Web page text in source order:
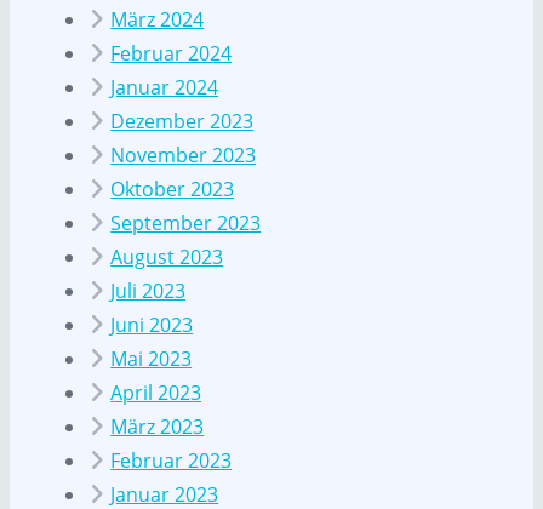
März 2024
Februar 2024
Januar 2024
Dezember 2023
November 2023
Oktober 2023
September 2023
August 2023
Juli 2023
Juni 2023
Mai 2023
April 2023
März 2023
Februar 2023
Januar 2023